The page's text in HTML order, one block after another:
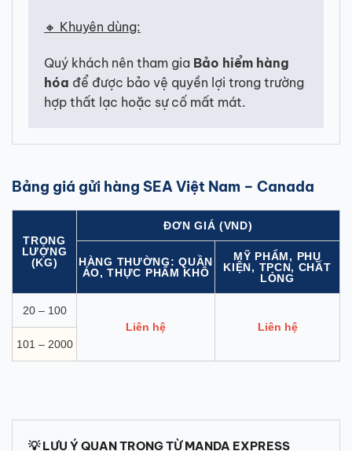
🔸 Khuyên dùng:
Quý khách nên tham gia Bảo hiểm hàng
hóa để được bảo vệ quyền lợi trong trường
hợp thất lạc hoặc sự cố mất mát.
Bảng giá gửi hàng SEA Việt Nam – Canada
TRỌNG
LƯỢNG
(KG)
ĐƠN GIÁ (VND)
HÀNG THƯỜNG: QUẦN
ÁO, THỰC PHẨM KHÔ
MỸ PHẨM, PHỤ
KIỆN, TPCN, CHẤT
LỎNG
20 – 100
Liên hệ
Liên hệ
101 – 2000
💡 LƯU Ý QUAN TRỌNG TỪ MANDA EXPRESS